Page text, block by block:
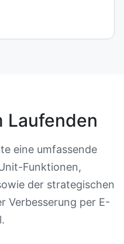
Laufenden
eine umfassende
Funktionen,
der strategischen
Verbesserung per E-